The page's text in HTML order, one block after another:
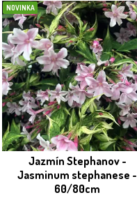
NOVINKA
Jazmín Stephanov -
Jasminum stephanese -
60/80cm